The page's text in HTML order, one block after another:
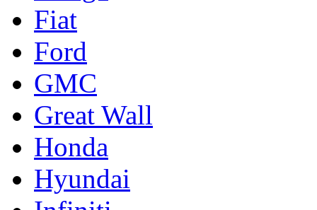
Fiat
Ford
GMC
Great Wall
Honda
Hyundai